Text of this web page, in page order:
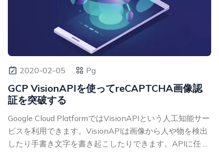
2020-02-05 Pg
GCP VisionAPIを使ってreCAPTCHA画像認
証を突破する
Google Cloud PlatformではVisionAPIという人工知能サー
ビスを利用できます。VisionAPIは画像から人や物を検出
したり手書き文字を書き起こしたりできます。APIに任 ...